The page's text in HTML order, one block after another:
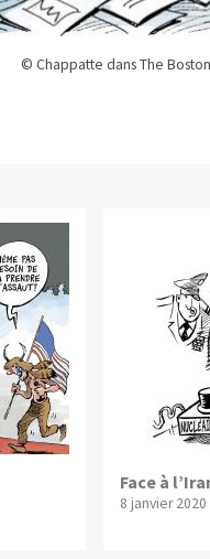
© Chappatte dans The
Face à
8 janvier 2020